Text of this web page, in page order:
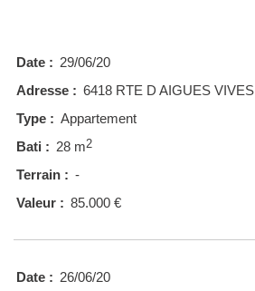
Date : 29/06/20
Adresse : 6418 RTE D AIGUES VIVES
Type : Appartement
Bati : 28 m2
Terrain : -
Valeur : 85.000 €
Date : 26/06/20